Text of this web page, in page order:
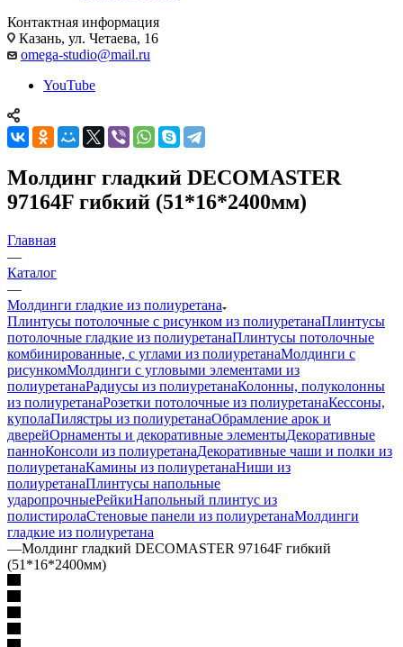
Контактная информация
Казань, ул. Четаева, 16
omega-studio@mail.ru
YouTube
Молдинг гладкий DECOMASTER
97164F гибкий (51*16*2400мм)
Главная
—
Каталог
—
Молдинги гладкие из полиуретана
Плинтусы потолочные с рисунком из полиуретанаПлинтусы
потолочные гладкие из полиуретанаПлинтусы потолочные
комбинированные, с углами из полиуретанаМолдинги c
рисункомМолдинги с угловыми элементами из
полиуретанаРадиусы из полиуретанаКолонны, полуколонны
из полиуретанаРозетки потолочные из полиуретанаКессоны,
куполаПилястры из полиуретанаОбрамление арок и
дверейОрнаменты и декоративные элементыДекоративные
панноКонсоли из полиуретанаДекоративные чаши и полки из
полиуретанаКамины из полиуретанаНиши из
полиуретанаПлинтусы напольные
ударопрочныеРейкиНапольный плинтус из
полистиролаСтеновые панели из полиуретанаМолдинги
гладкие из полиуретана
—Молдинг гладкий DECOMASTER 97164F гибкий
(51*16*2400мм)